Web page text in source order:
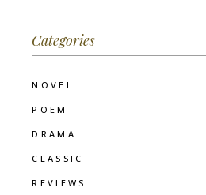
Categories
NOVEL
POEM
DRAMA
CLASSIC
REVIEWS